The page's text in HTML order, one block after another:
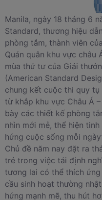
Manila, ngày 18 tháng 6
Standard, thương hiệu
phòng tắm, thành viên
Quán quân khu vực châu
mùa thứ tư của Giải
(American Standard
chung kết cuộc thi quy
từ khắp khu vực Châu Á
bày các thiết kế phòng
nhìn mới mẻ, thể hiện
hứng cuộc sống mỗi
Chủ đề năm nay đặt ra
trẻ trong việc tái định
tương lai có thể thích
cầu sinh hoạt thường
hứng mạnh mẽ, thu hút